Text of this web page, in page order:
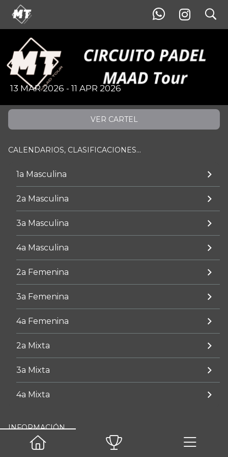
search
II - MAAD Tour David Lloyd Turo
13 MAR 2026 - 11 APR 2026
VER CARTEL
CALENDARIOS, CLASIFICACIONES...
1a Masculina
2a Masculina
3a Masculina
4a Masculina
2a Femenina
3a Femenina
4a Femenina
2a Mixta
3a Mixta
4a Mixta
INFORMACIÓN
Competición